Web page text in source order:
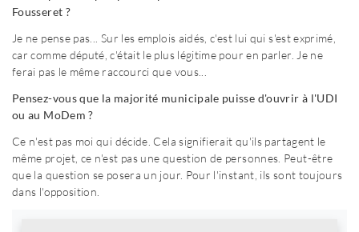
Fousseret ?
Je ne pense pas... Sur les emplois aidés, c'est lui qui s'est exprimé,
car comme député, c'était le plus légitime pour en parler. Je ne
ferai pas le même raccourci que vous...
Pensez-vous que la majorité municipale puisse d'ouvrir à l'UDI
ou au MoDem ?
Ce n'est pas moi qui décide. Cela signifierait qu'ils partagent le
même projet, ce n'est pas une question de personnes. Peut-être
que la question se posera un jour. Pour l'instant, ils sont toujours
dans l'opposition.